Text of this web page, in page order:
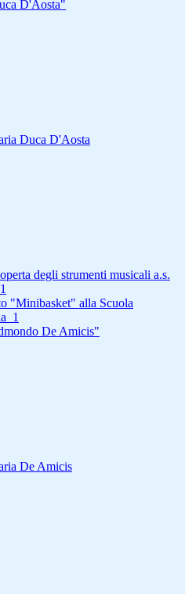
D'Aosta"
Duca D'Aosta
degli strumenti musicali a.s.
"Minibasket" alla Scuola
De Amicis"
De Amicis